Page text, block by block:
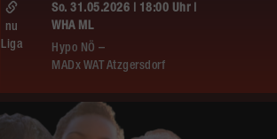
So. 31.05.2026 | 18:00 Uhr |
WHA ML
Hypo NÖ –
MADx WAT Atzgersdorf
nu
Liga